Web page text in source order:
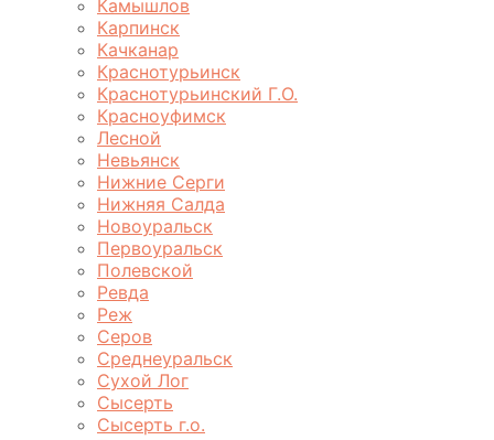
Камышлов
Карпинск
Качканар
Краснотурьинск
Краснотурьинский Г.О.
Красноуфимск
Лесной
Невьянск
Нижние Серги
Нижняя Салда
Новоуральск
Первоуральск
Полевской
Ревда
Реж
Серов
Среднеуральск
Сухой Лог
Сысерть
Сысерть г.о.